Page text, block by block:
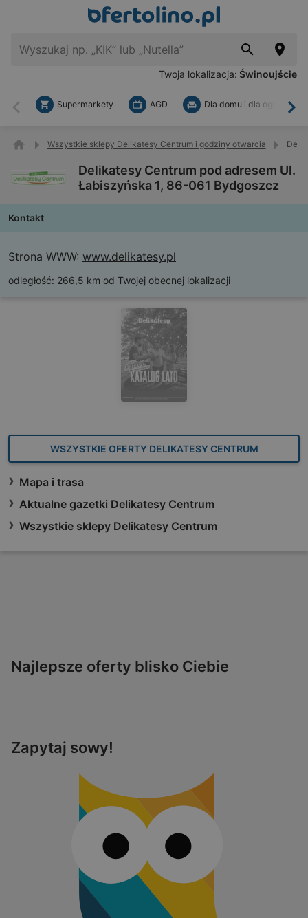
Twoja lokalizacja: Świnoujście
Wstecz
Supermarkety AGD Dla domu i dla ogrodu
Wszystkie sklepy Delikatesy Centrum i godziny otwarcia
Delikatesy Centrum pod adresem Ul.
Łabiszyńska 1, 86-061 Bydgoszcz
Kontakt
Strona WWW: www.delikatesy.pl
odległość: 266,5 km od Twojej obecnej lokalizacji
WSZYSTKIE OFERTY DELIKATESY CENTRUM
Mapa i trasa
Aktualne gazetki Delikatesy Centrum
Wszystkie sklepy Delikatesy Centrum
Najlepsze oferty blisko Ciebie
Zapytaj sowy!